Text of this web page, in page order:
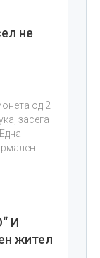
не
од 2
засега
И
жител